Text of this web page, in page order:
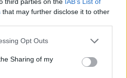
that may further disclose it to other
Opt Outs
Sharing of my
lauks ne tik vertingas
prizu bei bilietais į
renginį Lietuvoje
galimybe dalyvauti